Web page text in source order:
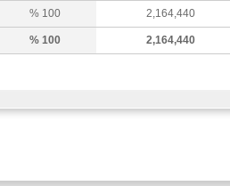
2,164,440
100 %
2,164,440
100 %